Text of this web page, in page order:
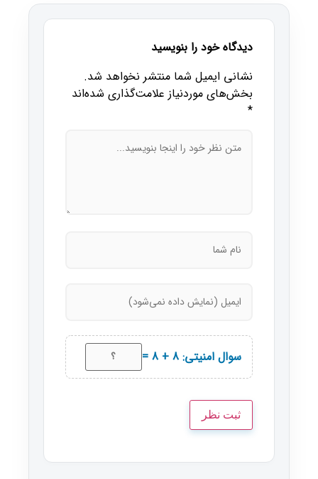
دیدگاه خود را بنویسید
نشانی ایمیل شما منتشر نخواهد شد.
بخش‌های موردنیاز علامت‌گذاری شده‌اند
*
سوال امنیتی: 8 + 8 =